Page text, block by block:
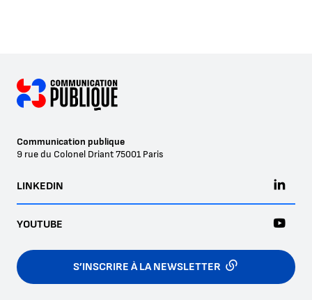
Communication publique
9 rue du Colonel Driant75001 Paris
S’INSCRIRE À LA NEWSLETTER
LINKEDIN
YOUTUBE